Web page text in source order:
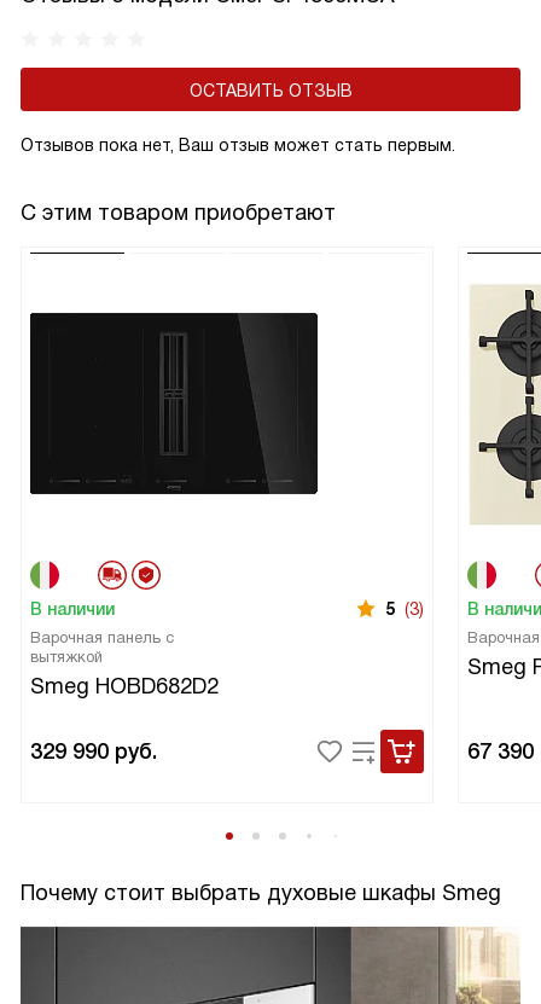
ОСТАВИТЬ ОТЗЫВ
Отзывов пока нет, Ваш отзыв может стать первым.
С этим товаром приобретают
В наличии 5 (3)
Варочная панель с
вытяжкой
Smeg HOBD682D2
329 990 руб.
В
Smeg
67 390
Почему стоит выбрать духовые шкафы Smeg